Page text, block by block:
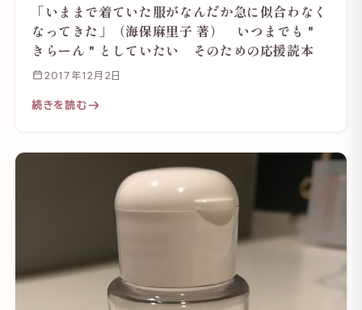
「いままで着ていた服がなんだか急に似合わなく
なってきた」（海保麻里子 著） いつまでも＂
きらーん＂としていたい そのための応援読本
2017年12月2日
続きを読む